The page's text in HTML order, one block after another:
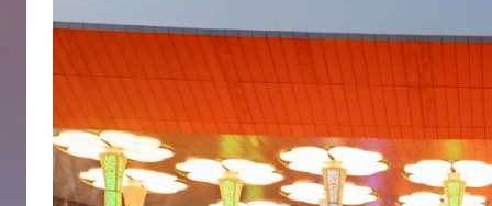
化
中
心